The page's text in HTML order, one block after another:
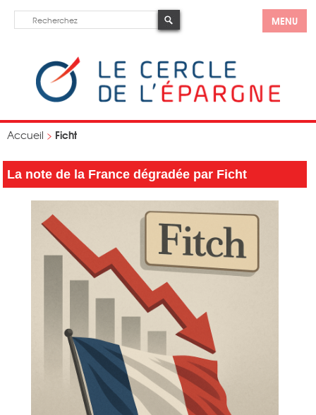
MENU
Accueil > Ficht
La note de la France dégradée par Ficht